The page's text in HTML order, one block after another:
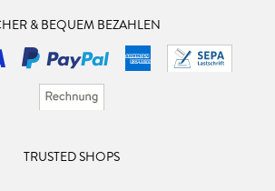
& BEQUEM BEZAHLEN
TRUSTED SHOPS